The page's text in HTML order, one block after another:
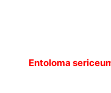
Entoloma